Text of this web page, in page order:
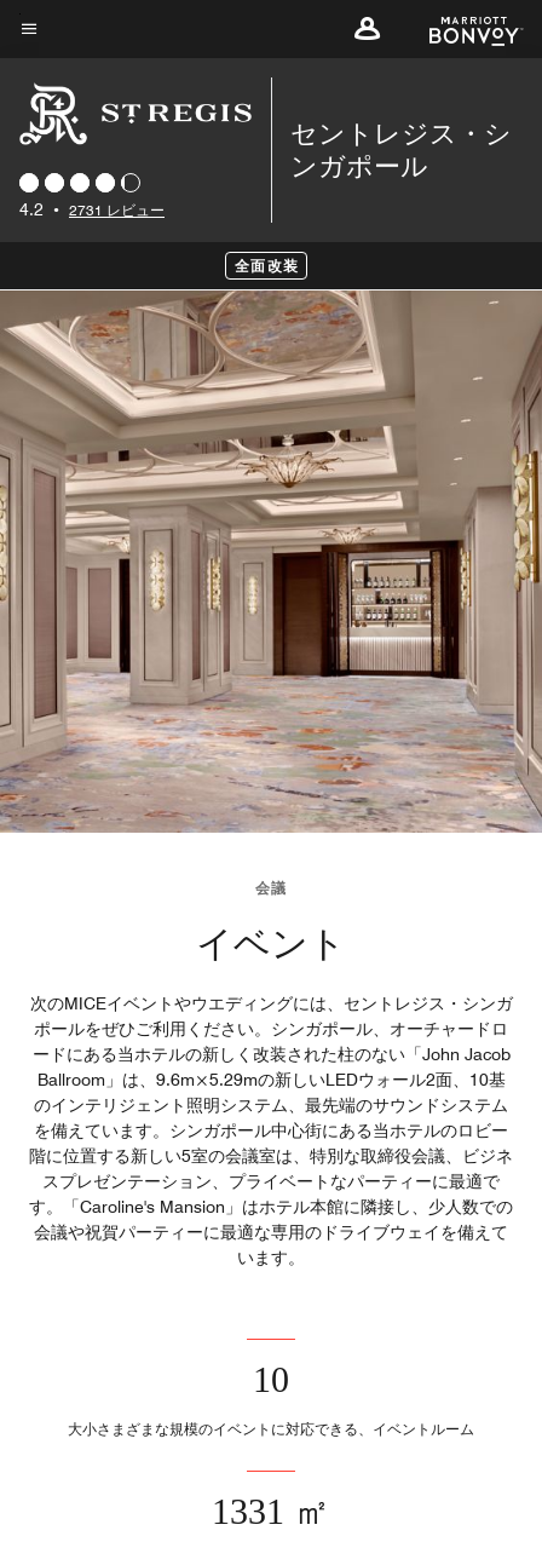
Skip
main
content
4.2 • 2731 レビュー
セントレジス・シ
ンガポール
全面改装
会議
イベント
次のMICEイベントやウエディングには、セントレジス・シンガ
ポールをぜひご利用ください。シンガポール、オーチャードロ
ードにある当ホテルの新しく改装された柱のない「John Jacob
Ballroom」は、9.6m×5.29mの新しいLEDウォール2面、10基
のインテリジェント照明システム、最先端のサウンドシステム
を備えています。シンガポール中心街にある当ホテルのロビー
階に位置する新しい5室の会議室は、特別な取締役会議、ビジネ
スプレゼンテーション、プライベートなパーティーに最適で
す。「Caroline's Mansion」はホテル本館に隣接し、少人数での
会議や祝賀パーティーに最適な専用のドライブウェイを備えて
います。
10
大小さまざまな規模のイベントに対応できる、イベントルーム
1331 ㎡